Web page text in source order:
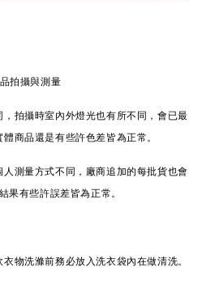
拍攝與測量
拍攝時室內外燈光也有所不同，會已最
商品還是有些許色差皆為正常。
測量方式不同，廠商追加的每批貨也會
果有些許誤差皆為正常。
物洗滌前務必放入洗衣袋內在做清洗。